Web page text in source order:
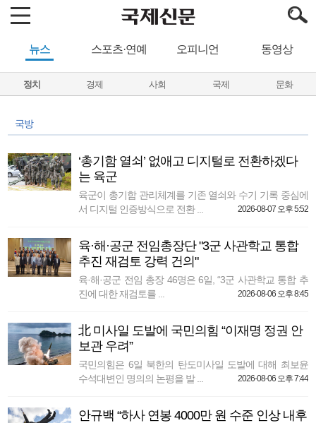
뉴스 스포츠·연예 오피니언 동영상
정치 경제 사회 국제 문화
국방
‘총기함 열쇠’ 없애고 디지털로 전환하겠다
는 육군
육군이 총기함 관리체계를 기존 열쇠와 수기 기록 중심에
서 디지털 인증방식으로 전환 ...
2026-08-07 오후 5:52
육·해·공군 전임총장단 "3군 사관학교 통합
추진 재검토 강력 건의"
육·해·공군 전임 총장 46명은 6일, “3군 사관학교 통합 추
진에 대한 재검토를 ...
2026-08-06 오후 8:45
北 미사일 도발에 국민의힘 “이재명 정권 안
보관 우려”
국민의힘은 6일 북한의 탄도미사일 도발에 대해 최보윤
수석대변인 명의의 논평을 발 ...
2026-08-06 오후 7:44
안규백 “하사 연봉 4000만 원 수준 인상 내후